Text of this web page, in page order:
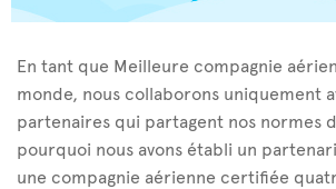
En tant que Meilleure compagnie
monde, nous collaborons uniquement
partenaires qui partagent nos normes
pourquoi nous avons établi un
une compagnie aérienne certifiée